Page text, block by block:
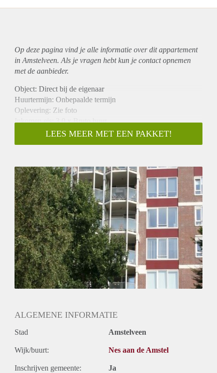
Op deze pagina vind je alle informatie over ditappartement
in Amstelveen. Als je vragen hebt kun je contact opnemen
met de aanbieder.
Object: Direct bij de eigenaar
Huurtermijn: Onbepaalde termijn
Oplevering: Zie foto
Inkomen eis: 3,0 x Bruto huur
Garantiestelling mogelijk: Ja
Borg: 1 Maand
Huisdieren toegestaan: Afhankelijk van de Eigenaar
Huurtoeslag grens: Nee
Geschikt voor studenten: Afhankelijk van de Eigenaar
LEES MEER MET EEN PAKKET!
ALGEMENE INFORMATIE
Stad Amstelveen
Wijk/buurt: Nes aan de Amstel
Inschrijven gemeente: Ja